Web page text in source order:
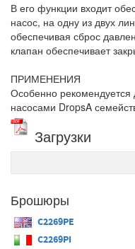
В его функции входит
насос, на одну из двух
обеспечивая сброс
клапан обеспечивает
ПРИМЕНЕНИЯ
Особенно рекомендуется
насосами DropsA
Загрузки
Брошюры
C2269PE
C2269PI